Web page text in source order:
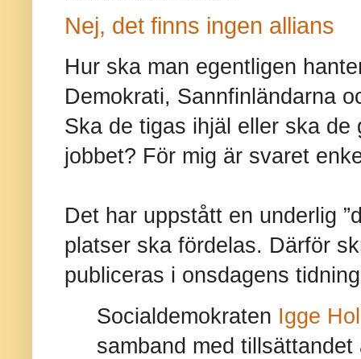
Nej, det finns ingen allians
Hur ska man egentligen
Demokrati, Sannfinländarna
Ska de tigas ihjäl eller ska de
jobbet? För mig är svaret
Det har uppstått en underlig
platser ska fördelas. Därför
publiceras i onsdagens
Socialdemokraten Igge
samband med